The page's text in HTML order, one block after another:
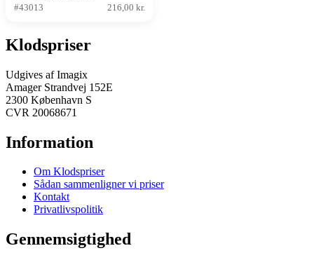
#43013
216,00 kr.
Klodspriser
Udgives af Imagix
Amager Strandvej 152E
2300 København S
CVR 20068671
Information
Om Klodspriser
Sådan sammenligner vi priser
Kontakt
Privatlivspolitik
Gennemsigtighed